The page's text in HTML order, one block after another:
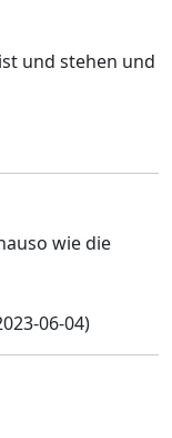
und stehen und
wie die
06-04)